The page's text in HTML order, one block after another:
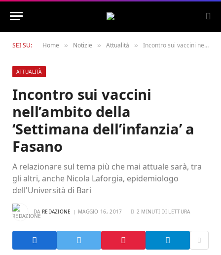
SEI SU: Home » Notizie » Attualità » Incontro sui vaccini nell’ambito della ‘Settimana dell’infanzia’ a Fasano
ATTUALITÀ
Incontro sui vaccini
nell’ambito della
‘Settimana dell’infanzia’ a
Fasano
A relazionare sul tema più che mai attuale sarà, tra
gli altri, anche Nicola Laforgia, epidemiologo
dell'Università di Bari
DA REDAZIONE MAGGIO 16, 2017 2 MINUTI DI LETTURA